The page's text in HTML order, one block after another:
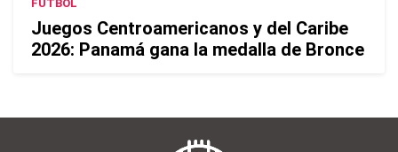
FÚTBOL
Juegos Centroamericanos y del Caribe
2026: Panamá gana la medalla de Bronce